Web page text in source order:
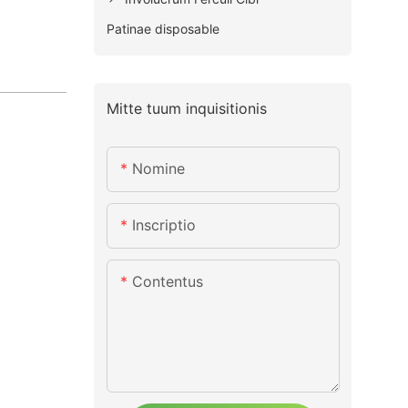
Patinae disposable
Mitte tuum inquisitionis
Nomine
Inscriptio
Contentus